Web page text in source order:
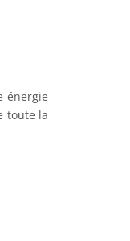
énergie
toute la